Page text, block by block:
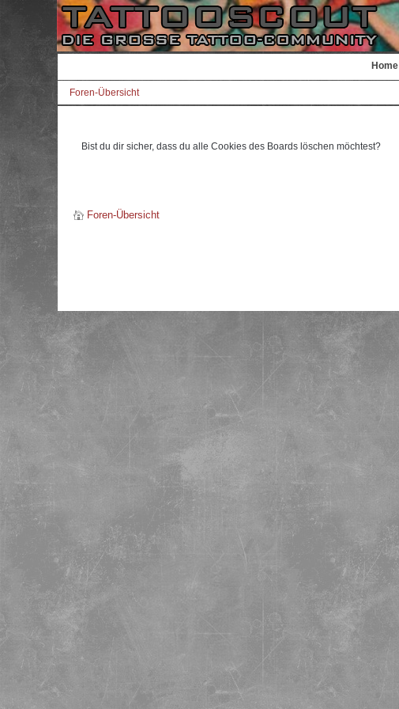
Home
Foren-Übersicht
Bist du dir sicher, dass du alle Cookies des Boards löschen möchtest?
Foren-Übersicht